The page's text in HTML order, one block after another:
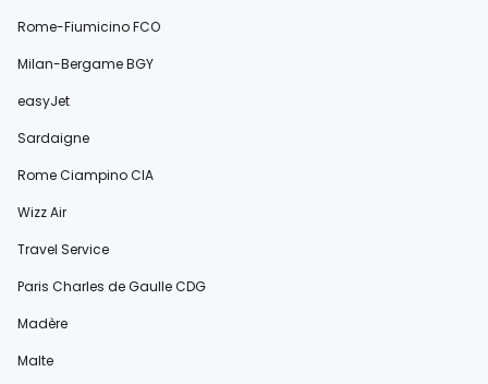
Rome-Fiumicino FCO
Milan-Bergame BGY
easyJet
Sardaigne
Rome Ciampino CIA
Wizz Air
Travel Service
Paris Charles de Gaulle CDG
Madère
Malte